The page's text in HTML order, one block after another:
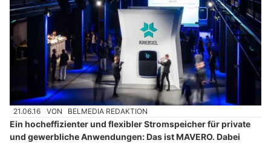
21.06.16 VON BELMEDIA REDAKTION
Ein hocheffizienter und flexibler Stromspeicher für private
und gewerbliche Anwendungen: Das ist MAVERO. Dabei